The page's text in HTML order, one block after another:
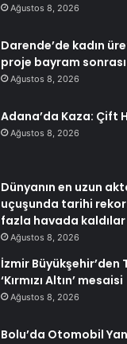
Ağustos 8, 2026
Darende’de kadın
proje bayram sonrası
Ağustos 8, 2026
Adana’da Kaza: Çift
Ağustos 8, 2026
Dünyanın en uzun
uçuşunda tarihi
fazla havada kaldılar
Ağustos 8, 2026
İzmir Büyükşehir’den
‘Kırmızı Altın’ mesaisi
Ağustos 8, 2026
Bolu’da Otomobil